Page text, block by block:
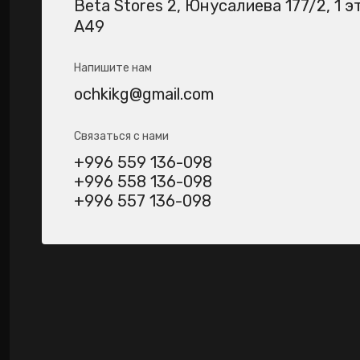
Beta Stores 2​, Юнусалиева 177/2, 1
А49
Напишите нам
ochkikg@gmail.com
Связаться с нами
+996 559 136-098
+996 558 136-098
+996 557 136-098